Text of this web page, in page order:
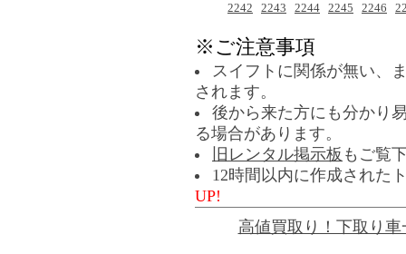
2242
2243 2244 2245 2246
※ご注意事項
スイフトに関係が無い、
されます。
後から来た方にも分かり
る場合があります。
旧レンタル掲示板 もご覧
12時間以内に作成された
UP!
高値買取り！下取り車